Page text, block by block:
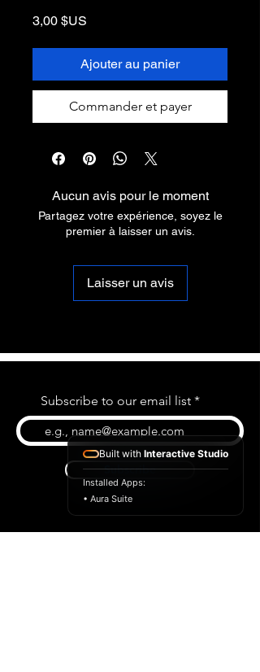
3,00 $US
Ajouter au panier
Commander et payer
Aucun avis pour le moment
Partagez votre expérience, soyez le
premier à laisser un avis.
Laisser un avis
Subscribe to our email list
Subscribe
Built with Interactive Studio
Installed Apps:
• Aura Suite